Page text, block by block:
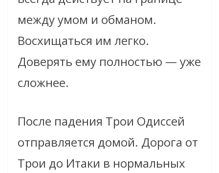
между умом и обманом.
Восхищаться им легко.
Доверять ему полностью — уже
сложнее.
После падения Трои Одиссей
отправляется домой. Дорога от
Трои до Итаки в нормальных